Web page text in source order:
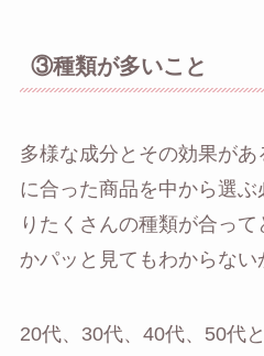
③種類が多いこと
多様な成分とその効果があ
に合った商品を中から選
りたくさんの種類が合っ
かパッと見てもわからない
20代、30代、40代、50代